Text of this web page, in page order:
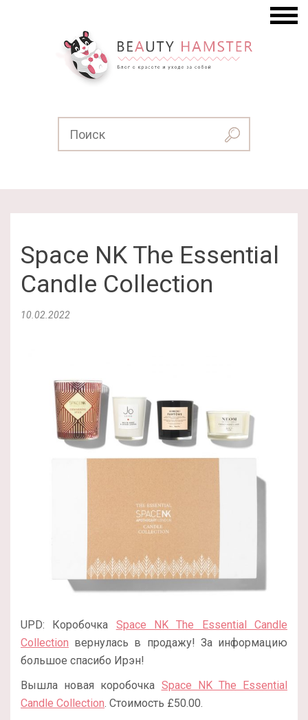
Space NK The Essential
Candle Collection
10.02.2022
UPD: Коробочка Space NK The Essential Candle
Collection вернулась в продажу! За информацию
большое спасибо Ирэн!
Вышла новая коробочка Space NK The Essential
Candle Collection. Стоимость £50.00.